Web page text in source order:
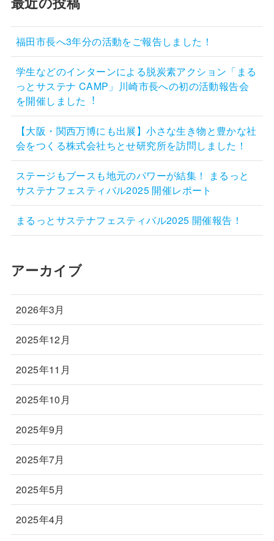
福田市長へ3年分の活動をご報告しました！
学生などのインターンによる脱炭素アクション「まる
っとサステナ CAMP」川崎市長への初の活動報告会
を開催しました︕
【大阪・関西万博にも出展】小さな生き物と豊かな社
会をつくる株式会社ちとせ研究所を訪問しました！
ステージもブースも地元のパワーが結集！ まるっと
サステナフェスティバル2025 開催レポート
まるっとサステナフェスティバル2025 開催報告！
アーカイブ
2026年3月
2025年12月
2025年11月
2025年10月
2025年9月
2025年7月
2025年5月
2025年4月